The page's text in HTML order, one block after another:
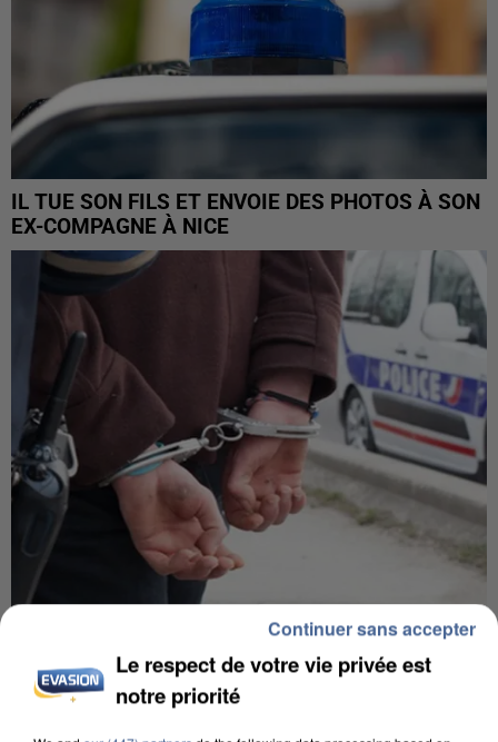
IL TUE SON FILS ET ENVOIE DES PHOTOS À SON
EX-COMPAGNE À NICE
L’UN DES FONDATEURS SUPPOSÉS DE LA DZ
MAFIA INTERPELLÉ EN ALGÉRIE
Le respect de votre vie privée est
notre priorité
Continuer sans accepter